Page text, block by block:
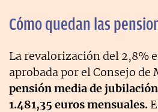
Cómo quedan las
La revalorización del 2,8%
aprobada por el Consejo
pensión media de jubilación
1.481,35 euros mensuales.